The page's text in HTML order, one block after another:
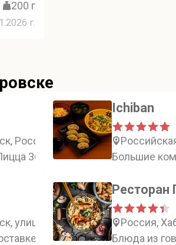
200 г
г.
Россия, Хабаровск, улица
36 см
Ichiban
Большие
улица Льва Толстого, 19А
Комбо и Ланчи
Ресторан
Россия,
Блюда из